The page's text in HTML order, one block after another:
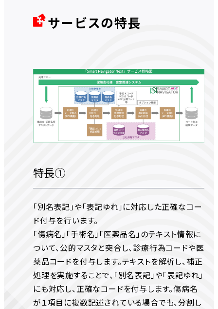
サービスの特長
特長①
「別名表記」や「表記ゆれ」に対応した正確なコー
ド付与を行います。
「傷病名」「手術名」「医薬品名」のテキスト情報に
ついて、公的マスタと突合し、診療行為コードや医
薬品コードを付与します。テキストを解析し、補正
処理を実施することで、「別名表記」や「表記ゆれ」
にも対応し、正確なコードを付与します。傷病名
が１項目に複数記述されている場合でも、分割し